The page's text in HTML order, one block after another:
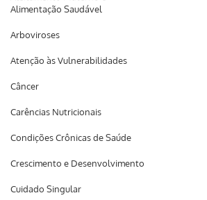
Alimentação Saudável
Arboviroses
Atenção às Vulnerabilidades
Câncer
Carências Nutricionais
Condições Crônicas de Saúde
Crescimento e Desenvolvimento
Cuidado Singular